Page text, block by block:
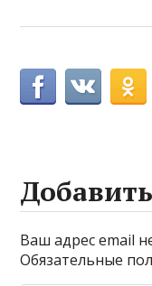
Ваш адрес email
Обязательные